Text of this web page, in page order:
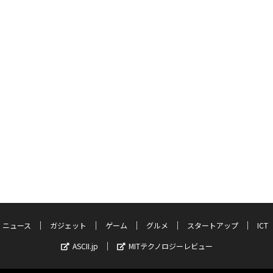
ニュース ガジェット ゲーム グルメ スタートアップ ICT
ASCII.jp
MITテクノロジーレビュー